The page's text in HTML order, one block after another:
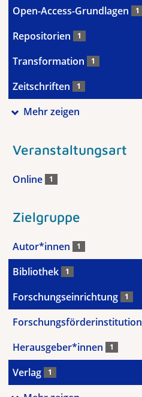
Open-Access-Grundlagen 1
Repositorien 1
Transformation 1
Zeitschriften 1
Mehr zeigen
Veranstaltungsart
Online 1
Zielgruppe
Autor*innen 1
Bibliothek 1
Forschungseinrichtung 1
Forschungsförderinstitution
Herausgeber*innen 1
Verlag 1